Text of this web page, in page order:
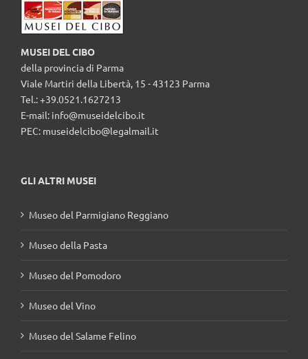
MUSEI DEL CIBO
della provincia di Parma
Viale Martiri della Libertà, 15 - 43123 Parma
Tel.: +39.0521.1627213
E-mail: info@museidelcibo.it
PEC: museidelcibo@legalmail.it
GLI ALTRI MUSEI
Museo del Parmigiano Reggiano
Museo della Pasta
Museo del Pomodoro
Museo del Vino
Museo del Salame Felino